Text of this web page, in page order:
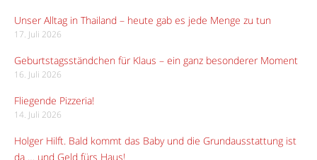
Unser Alltag in Thailand – heute gab es jede Menge zu tun
17. Juli 2026
Geburtstagsständchen für Klaus – ein ganz besonderer Moment
16. Juli 2026
Fliegende Pizzeria!
14. Juli 2026
Holger Hilft. Bald kommt das Baby und die Grundausstattung ist
da … und Geld fürs Haus!